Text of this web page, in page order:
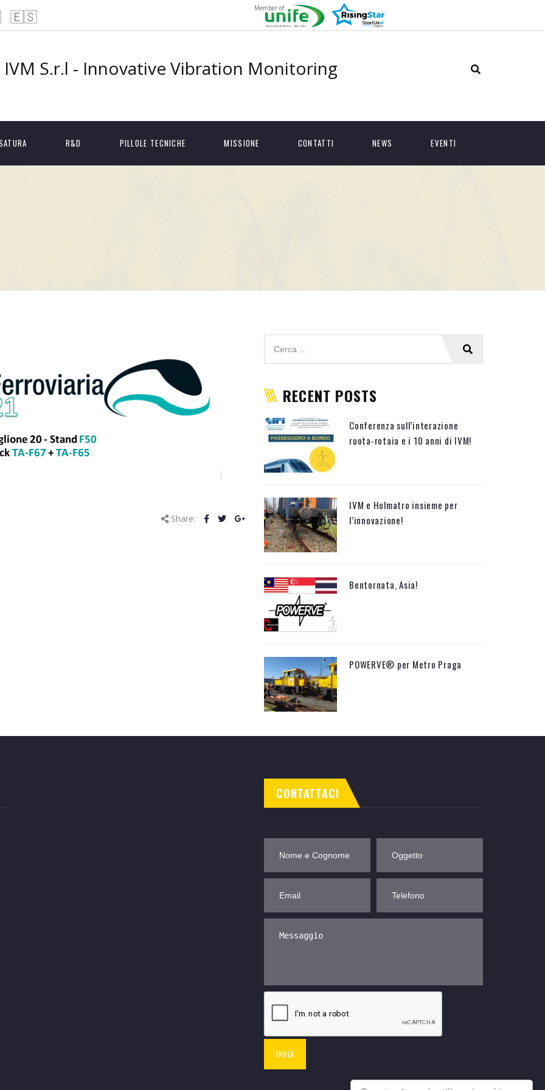
🇪🇸 Member of
IVM S.r.l - Innovative Vibration Monitoring
R&D PILLOLE TECNICHE MISSIONE CONTATTI NEWS EVENTI
Share:
RECENT POSTS
Conferenza sull’interazione
ruota-rotaia e i 10 anni di IVM!
IVM e Holmatro insieme per
l’innovazione!
Bentornata, Asia!
POWERVE® per Metro Praga
CONTATTACI